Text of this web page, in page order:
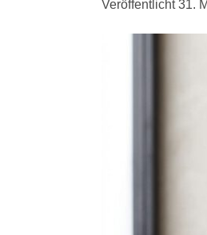
Veröffentlicht31.